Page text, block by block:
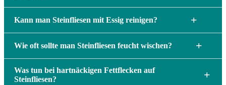
Kann man Steinfliesen mit Essig reinigen? +
Wie oft sollte man Steinfliesen feucht wischen? +
Was tun bei hartnäckigen Fettflecken auf
Steinfliesen?
+